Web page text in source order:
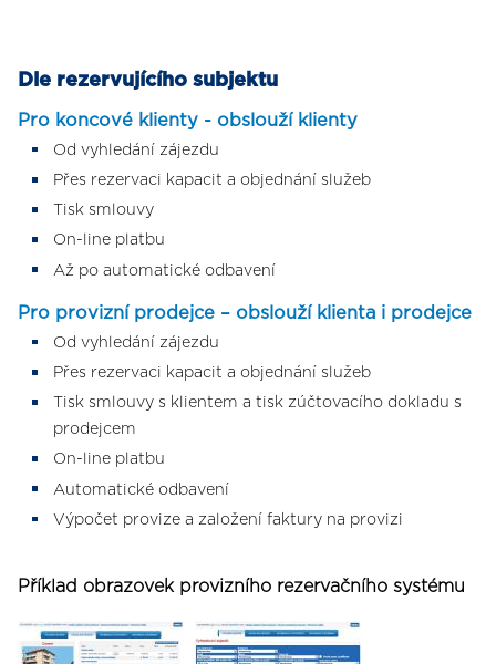
Dle rezervujícího subjektu
Pro koncové klienty - obslouží klienty
Od vyhledání zájezdu
Přes rezervaci kapacit a objednání služeb
Tisk smlouvy
On-line platbu
Až po automatické odbavení
Pro provizní prodejce – obslouží klienta i prodejce
Od vyhledání zájezdu
Přes rezervaci kapacit a objednání služeb
Tisk smlouvy s klientem a tisk zúčtovacího dokladu s
prodejcem
On-line platbu
Automatické odbavení
Výpočet provize a založení faktury na provizi
Příklad obrazovek provizního rezervačního systému